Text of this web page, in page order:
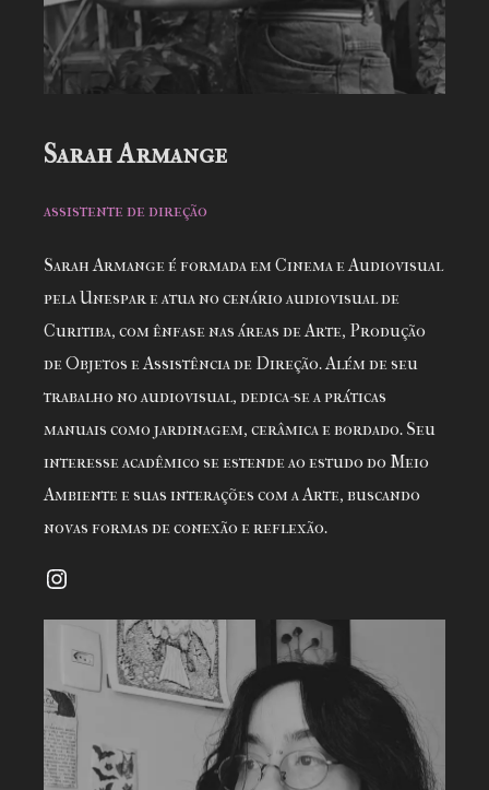
Sarah Armange
assistente de direção
Sarah Armange é formada em Cinema e Audiovisual
pela Unespar e atua no cenário audiovisual de
Curitiba, com ênfase nas áreas de Arte, Produção
de Objetos e Assistência de Direção. Além de seu
trabalho no audiovisual, dedica-se a práticas
manuais como jardinagem, cerâmica e bordado. Seu
interesse acadêmico se estende ao estudo do Meio
Ambiente e suas interações com a Arte, buscando
novas formas de conexão e reflexão.
Instagram